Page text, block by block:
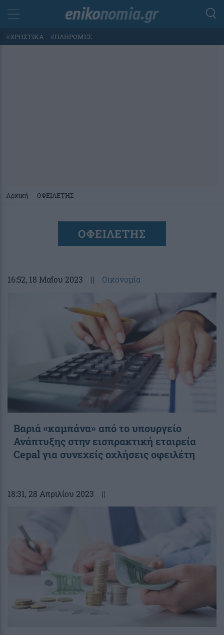
#ΧΡΗΣΤΙΚΑ #ΠΛΗΡΩΜΕΣ
Αρχική - ΟΦΕΙΛΕΤΗΣ
ΟΦΕΙΛΕΤΗΣ
16:52, 18 Μαΐου 2023 || Οικονομία
Βαριά «καμπάνα» από το υπουργείο
Ανάπτυξης στην εισπρακτική εταιρεία
Cepal για συνεχείς οχλήσεις οφειλέτη
18:31, 28 Απριλίου 2023 ||